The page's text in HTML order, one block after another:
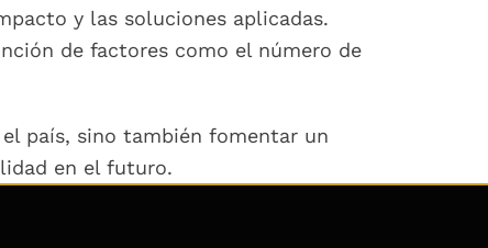
y las soluciones aplicadas.
de factores como el número de
país, sino también fomentar un
en el futuro.